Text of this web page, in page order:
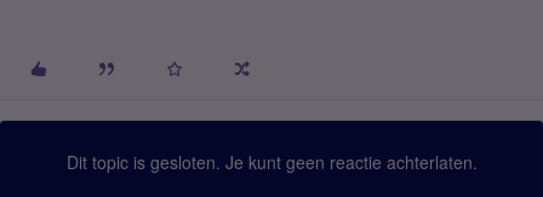
Dit topic is gesloten. Je kunt geen reactie achterlaten.